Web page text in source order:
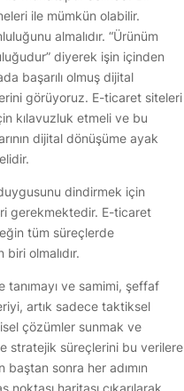
ile mümkün olabilir.
almalıdır. “Ürünüm
diyerek işin içinden
başarılı olmuş dijital
görüyoruz. E-ticaret siteleri
kılavuzluk etmeli ve bu
dijital dönüşüme ayak
dindirmek için
gerekmektedir. E-ticaret
tüm süreçlerde
olmalıdır.
tanımayı ve samimi, şeffaf
artık sadece taktiksel
çözümler sunmak ve
stratejik süreçlerini bu verilere
sonra her adımın